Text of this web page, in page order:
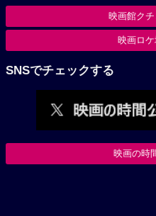
映画館ク
映画ロ
SNSでチェックする
映画の時